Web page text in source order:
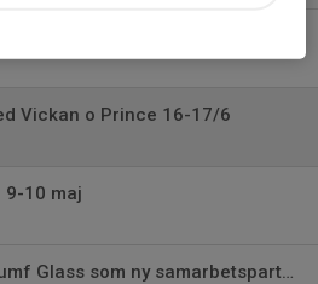
Vickan o Prince 16-17/6
10 maj
Vi välkomnar Triumf Glass som ny samarbetspartner